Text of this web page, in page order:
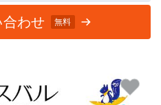
わせ 無料